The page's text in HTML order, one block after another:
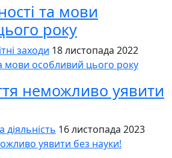
та мови
року
заходи 18 листопада 2022
мови особливий цього року
неможливо уявити
16 листопада 2023
уявити без науки!